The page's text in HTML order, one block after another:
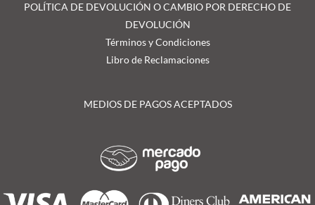
POLÍTICA DE DEVOLUCIÓN O CAMBIO POR DERECHO DE
DEVOLUCIÓN
Términos y Condiciones
Libro de Reclamaciones
MEDIOS DE PAGOS ACEPTADOS